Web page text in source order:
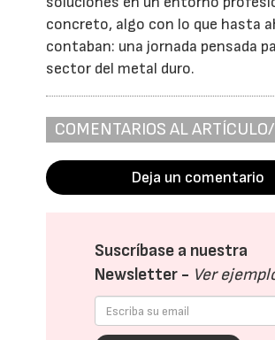
concreto, algo con lo que hasta
contaban: una jornada pensada
sector del metal duro.
COMENTARIOS AL
Deja un comentario
Suscríbase a nuestra
Newsletter - Ver